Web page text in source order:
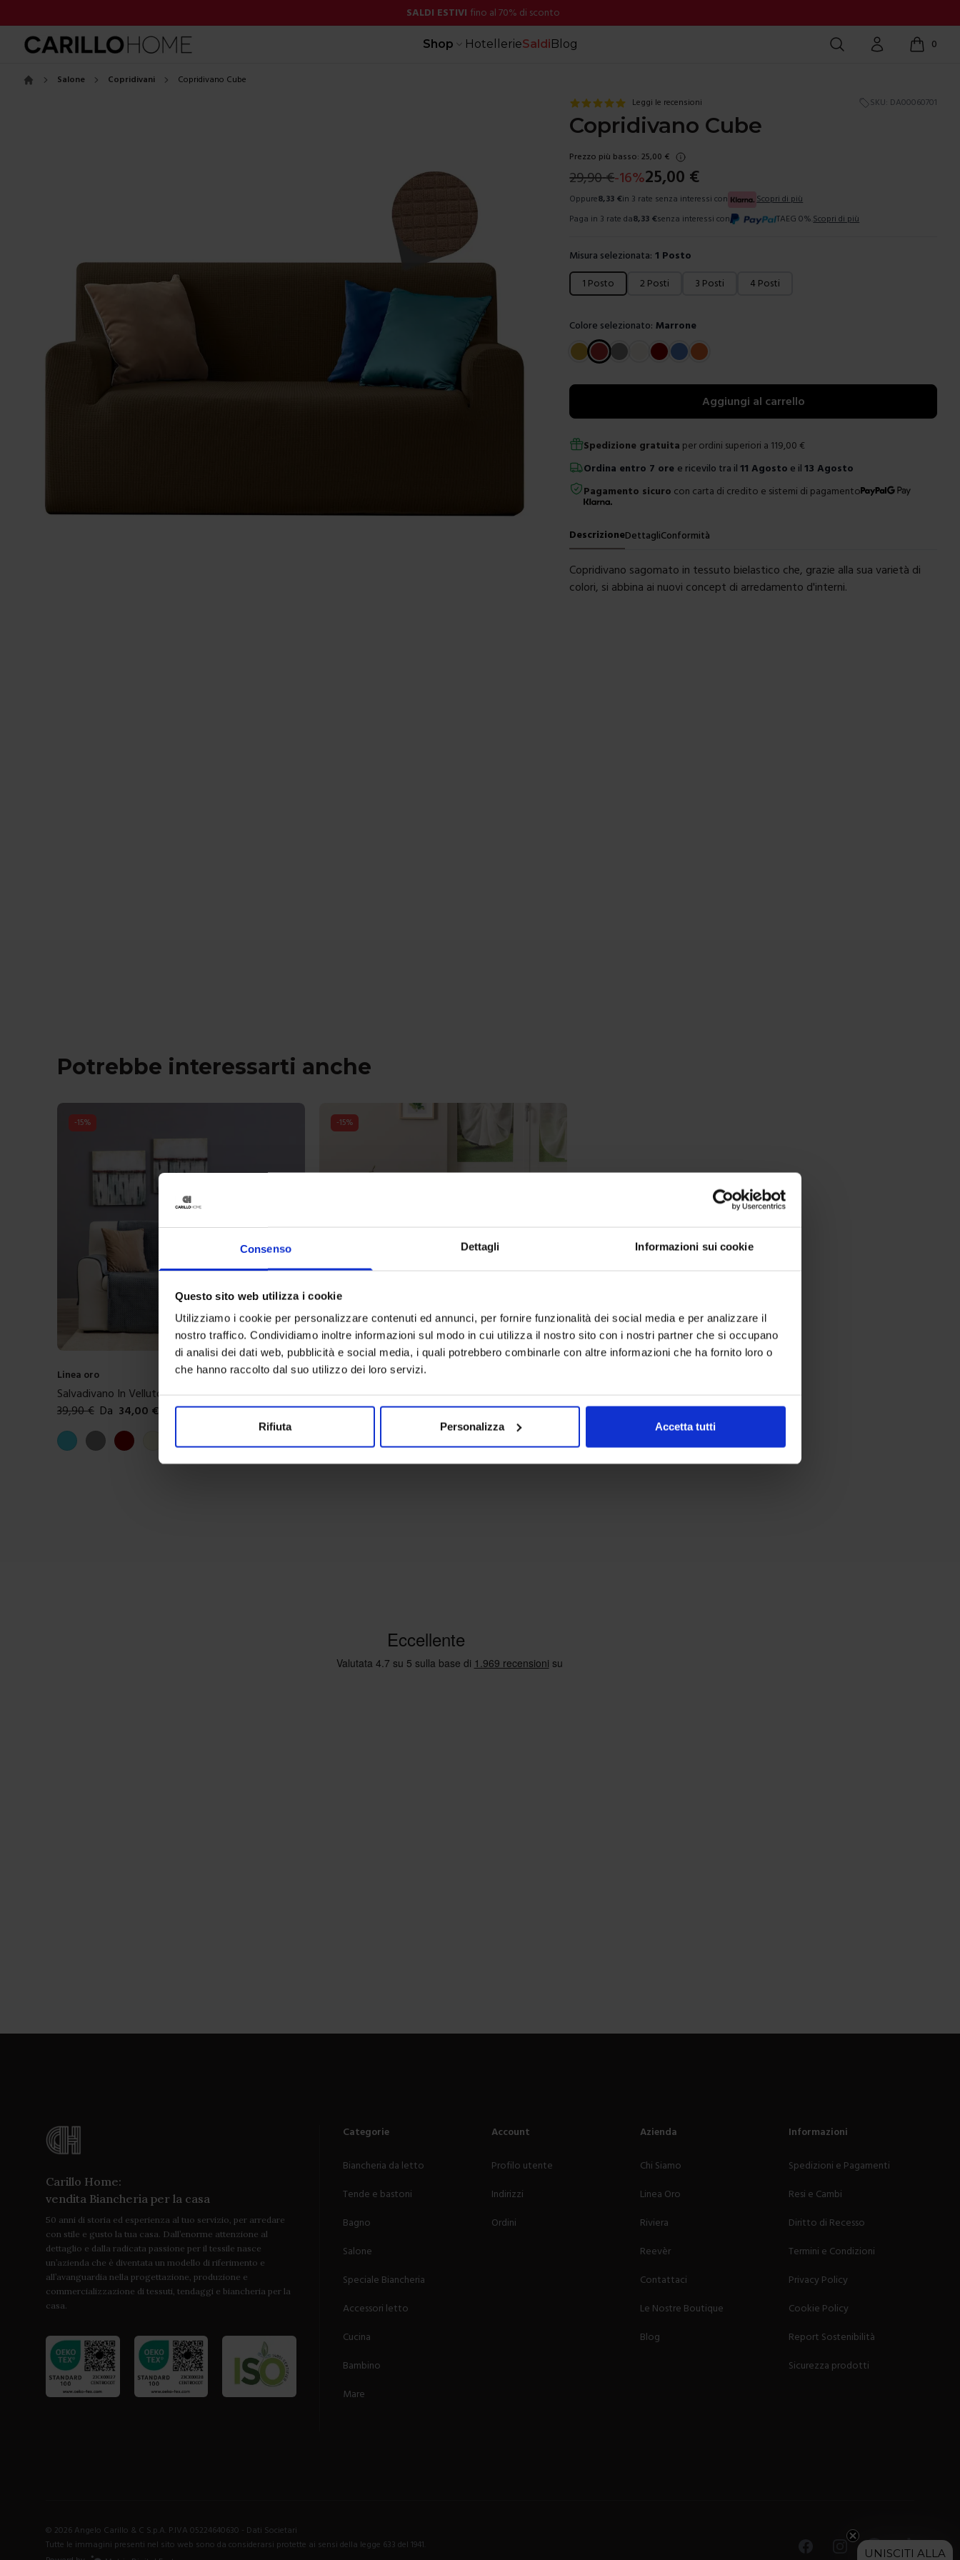
Consenso Dettagli Informazioni sui cookie
Questo sito web utilizza i cookie
Utilizziamo i cookie per personalizzare contenuti ed annunci, per fornire funzionalità dei social media e per analizzare il
nostro traffico. Condividiamo inoltre informazioni sul modo in cui utilizza il nostro sito con i nostri partner che si occupano
di analisi dei dati web, pubblicità e social media, i quali potrebbero combinarle con altre informazioni che ha fornito loro o
che hanno raccolto dal suo utilizzo dei loro servizi.
Rifiuta Personalizza Accetta tutti
SALDI ESTIVI fino al 70% di sconto
Shop HotellerieSaldiBlog Cerca Account 0
items in
Salone Copridivani Copridivano Cube
Leggi le recensioni SKU: DA00060701
Copridivano Cube
Prezzo più basso: 25,00 €
29,90€-16%25,00 €
Oppure8,33 €in 3 rate senza interessi con
Scopri di più
Paga in 3 rate da8,33 €senza interessi con TAEG 0%. Scopri di più
Misura selezionata: 1 Posto
Scegli una misura
1 Posto 2 Posti 3 Posti 4 Posti
Colore selezionato: Marrone
Scegli un colore
Aggiungi al carrello
Spedizione gratuita per ordini superiori a 119,00 €
Ordina entro 7 ore e ricevilo tra il11 Agosto e il 13 Agosto
Pagamento sicuro con carta di credito e sistemi di pagamento
DescrizioneDettagliConformità
Copridivano sagomato in tessuto bielastico che, grazie alla sua varietà di
colori, si abbina ai nuovi concept di arredamento d'interni.
Potrebbe interessarti anche
-15%
Linea oro
Salvadivano In Velluto Cloud
39,90€ Da 34,00 €
Colori disponibili
AzzurroGrigio Bordeaux
-15%
Linea oro
Copridivano Wow
39,90€ Da 34,00€
Carillo Home:
vendita Biancheria per la casa
50 anni di storia ed esperienza al tuo servizio, per arredare
con stile e gusto la tua casa. Dall’enorme attenzione al
dettaglio e dalla radicata passione per il tessile nasce
un’azienda che è diventata un modello di riferimento e
all’avanguardia nella progettazione, produzione e
commercializzazione di tessuti, tendaggi e biancheria per la
casa.
Categorie
Biancheria da letto
Tende e bastoni
Bagno
Salone
Speciale Biancheria
Accessori letto
Cucina
Bambino
Mare
Account
Profilo utente
Indirizzi
Ordini
Azienda
Chi Siamo
Linea Oro
Riviera
Reevèr
Contattaci
Le Nostre Boutique
Blog
Informazioni
Spedizioni e Pagamenti
Resi e Cambi
Diritto di Recesso
Termini e Condizioni
Privacy Policy
Cookie Policy
Report Sostenibilità
Sicurezza prodotti
Facebook InstagramPinterestTikTok
© 2026 Angelo Carillo & C S.p.A. P.IVA 05224640630 - Dati Societari
Tutte le immagini presenti nel sito web sono da considerarsi protette ai sensi della legge 633 del 1941.
UNISCITI ALLA